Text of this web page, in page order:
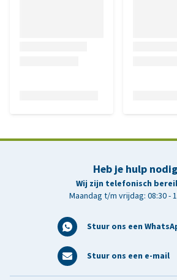
Heb je hulp
Wij zijn telefonisch
Maandag t/m vrijdag: 08:30 -
Stuur ons een
Stuur ons een e-mail